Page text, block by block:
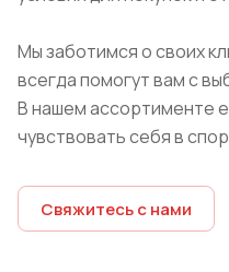
Мы заботимся о своих
всегда помогут вам с
В нашем ассортименте
чувствовать себя в
Свяжитесь с нами